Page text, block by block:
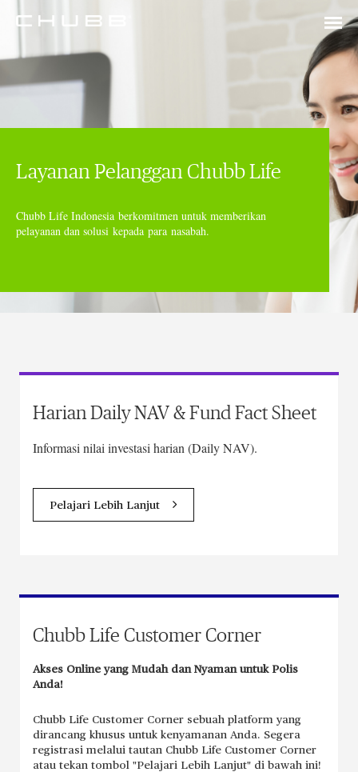
Layanan Pelanggan Chubb Life
Chubb Life Indonesia berkomitmen untuk memberikan
pelayanan dan solusi kepada para nasabah.
Harian Daily NAV & Fund Fact Sheet
Informasi nilai investasi harian (Daily NAV).
Pelajari Lebih Lanjut
Chubb Life Customer Corner
Akses Online yang Mudah dan Nyaman untuk Polis
Anda!
Chubb Life Customer Corner sebuah platform yang
dirancang khusus untuk kenyamanan Anda. Segera
registrasi melalui tautan Chubb Life Customer Corner
atau tekan tombol "Pelajari Lebih Lanjut" di bawah ini!